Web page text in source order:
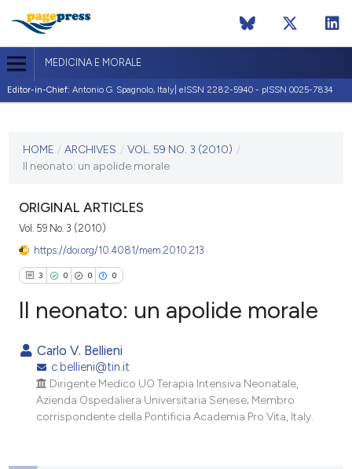
MEDICINA E MORALE
Editor-in-Chief: Antonio G. Spagnolo, Italy| eISSN 2282-5940 - pISSN 0025-7834
VOL. 59 NO. 3 (2010)
VIEW THIS ISSUE
HOME / ARCHIVES / VOL. 59 NO. 3 (2010) /
Il neonato: un apolide morale
ORIGINAL ARTICLES
Vol. 59 No. 3 (2010)
https://doi.org/10.4081/mem.2010.213
3 0 0 0
Citing Publications
Supporting
Mentioning
Il neonato: un apolide morale
Carlo V. Bellieni
c.bellieni@tin.it
Dirigente Medico UO Terapia Intensiva Neonatale,
Azienda Ospedaliera Universitaria Senese; Membro
corrispondente della Pontificia Academia Pro Vita, Italy.